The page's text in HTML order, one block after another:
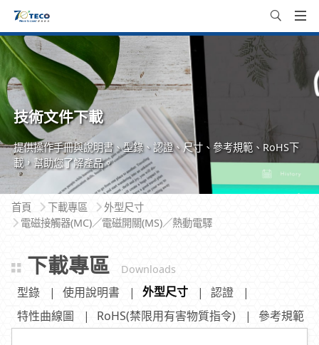
技術文件下載
提供操作手冊與說明書、型錄、認證、尺寸、參考規範、RoHS下
載，幫助您了解產品。
首頁 下載專區
外型尺寸
電磁接觸器(MC)／電磁開關(MS)／熱動電驛
下載專區 Downloads
型錄 使用說明書 外型尺寸
認證
特性曲線圖
RoHS(禁限用有害物質指令) 參考規範